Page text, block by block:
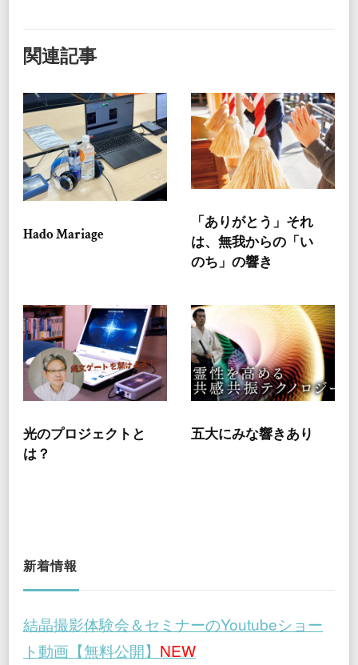
関連記事
Hado Mariage
「ありがとう」それ
は、無我からの「い
のち」の響き
光のプロジェクトと
は？
五大にみな響きあり
新着情報
結晶撮影体験会＆セミナーのYoutubeショー
ト動画【無料公開】 NEW